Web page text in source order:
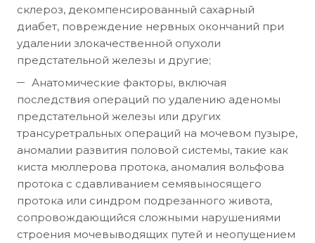
склероз, декомпенсированный сахарный
диабет, повреждение нервных окончаний при
удалении злокачественной опухоли
предстательной железы и другие;
Анатомические факторы, включая
последствия операций по удалению аденомы
предстательной железы или других
трансуретральных операций на мочевом пузыре,
аномалии развития половой системы, такие как
киста мюллерова протока, аномалия вольфова
протока с сдавливанием семявыносящего
протока или синдром подрезанного живота,
сопровождающийся сложными нарушениями
строения мочевыводящих путей и неопущением